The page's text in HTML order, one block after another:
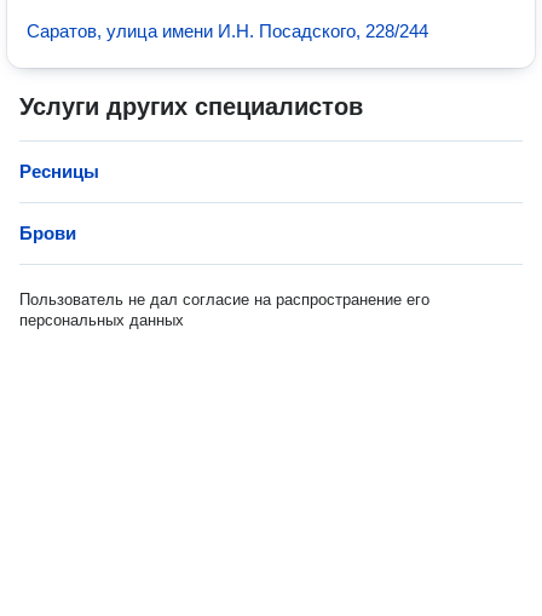
Саратов, улица имени И.Н. Посадского, 228/244
Услуги других специалистов
Ресницы
Брови
Пользователь не дал согласие на распространение его
персональных данных